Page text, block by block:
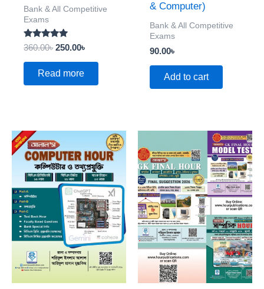
Bank & All Competitive
Exams
Rated
5.00
out of 5
360.00৳ 250.00৳
Read more
& Computer)
Bank & All Competitive
Exams
90.00৳
Add to cart
price
was:
470.00৳.
Current
is:
330.00৳.
Original
was:
330.00৳.
Current
price
is:
270.00৳.